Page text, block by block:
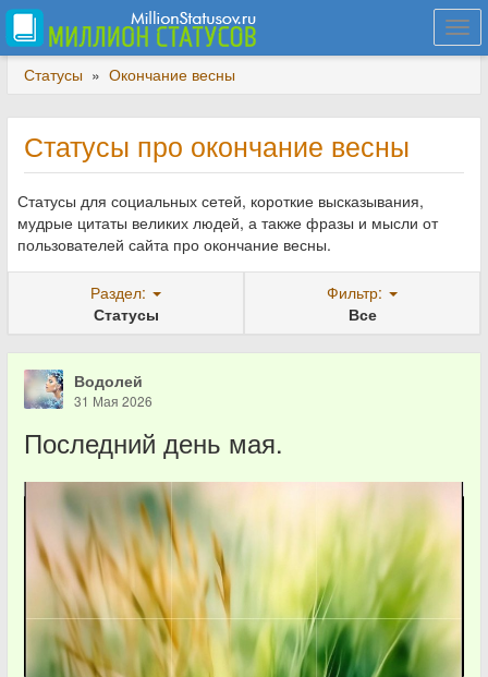
Статусы » Окончание весны
Статусы про окончание весны
Статусы для социальных сетей, короткие высказывания,
мудрые цитаты великих людей, а также фразы и мысли от
пользователей сайта про окончание весны.
Раздел:
Статусы
Фильтр:
Все
Водолей
31 Мая 2026
Последний день мая.